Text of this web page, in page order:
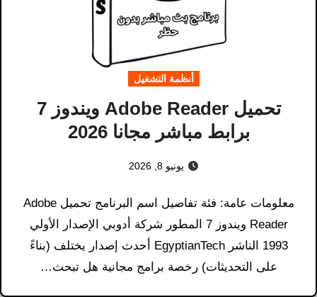
أنظمة التشغيل
تحميل Adobe Reader ويندوز 7
برابط مباشر مجانا 2026
يونيو 8, 2026
معلومات عامة: فئة تفاصيل اسم البرنامج تحميل Adobe
Reader ويندوز 7 المطور شركة أدوبي الإصدار الأولي
1993 الناشر EgyptianTech أحدث إصدار يختلف (بناءً
على التحديثات) رخصة برامج مجانية هل تبحث…